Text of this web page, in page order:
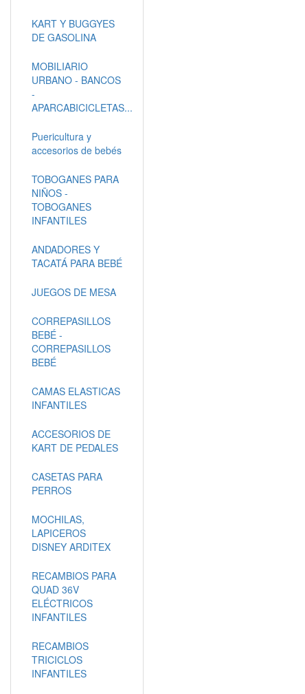
KART Y BUGGYES
DE GASOLINA
MOBILIARIO
URBANO - BANCOS
-
APARCABICICLETAS...
Puericultura y
accesorios de bebés
TOBOGANES PARA
NIÑOS -
TOBOGANES
INFANTILES
ANDADORES Y
TACATÁ PARA BEBÉ
JUEGOS DE MESA
CORREPASILLOS
BEBÉ -
CORREPASILLOS
BEBÉ
CAMAS ELASTICAS
INFANTILES
ACCESORIOS DE
KART DE PEDALES
CASETAS PARA
PERROS
MOCHILAS,
LAPICEROS
DISNEY ARDITEX
RECAMBIOS PARA
QUAD 36V
ELÉCTRICOS
INFANTILES
RECAMBIOS
TRICICLOS
INFANTILES